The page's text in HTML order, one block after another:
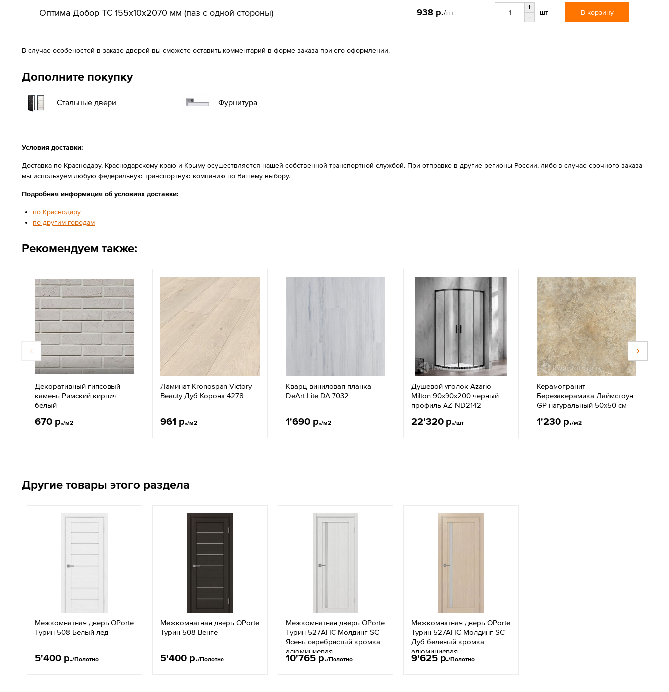
Оптима Добор ТС 155х10х2070 мм (паз с одной стороны) 938 р./шт
+
-
шт В корзину
В случае особеностей в заказе дверей вы сможете оставить комментарий в форме заказа при его оформлении.
Дополните покупку
Стальные двери Фурнитура
Условия доставки:
Доставка по Краснодару, Краснодарскому краю и Крыму осуществляется нашей собственной транспортной службой. При отправке в другие регионы России, либо в случае срочного заказа -
мы используем любую федеральную транспортную компанию по Вашему выбору.
Подробная информация об условиях доставки:
по Краснодару
по другим городам
Рекомендуем также:
Декоративный гипсовый
камень Римский кирпич
белый
670 р./м2
Ламинат Kronospan Victory
Beauty Дуб Корона 4278
961 р./м2
Кварц-виниловая планка
DeArt Lite DA 7032
1'690 р./м2
Душевой уголок Azario
Milton 90х90х200 черный
профиль AZ-ND2142
22'320 р./шт
Керамогранит
Березакерамика Лаймстоун
GP натуральный 50х50 см
1'230 р./м2
Другие товары этого раздела
Межкомнатная дверь OPorte
Турин 508 Белый лед
5'400 р./Полотно
Межкомнатная дверь OPorte
Турин 508 Венге
5'400 р./Полотно
Межкомнатная дверь OPorte
Турин 527АПС Молдинг SC
Ясень серебристый кромка
алюминиевая
10'765 р./Полотно
Межкомнатная дверь OPorte
Турин 527АПС Молдинг SC
Дуб беленый кромка
алюминиевая
9'625 р./Полотно